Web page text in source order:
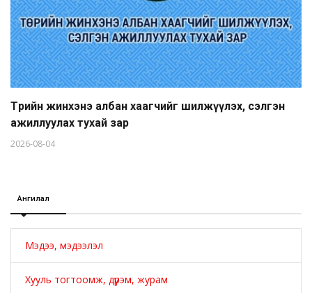
Төрийн жинхэнэ албан хаагчийг шилжүүлэх, сэлгэн
ажиллуулах тухай зар
2026-08-04
Ангилал
Мэдээ, мэдээлэл
Хууль тогтоомж, дүрэм, журам